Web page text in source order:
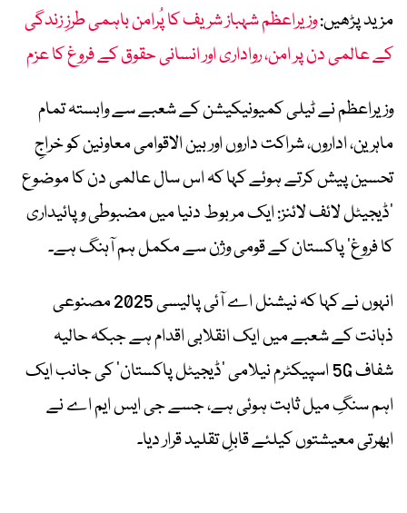
مزید پڑھیں:وزیراعظم شہباز شریف کا پُرامن باہمی طرزِ زندگی
کے عالمی دن پر امن، رواداری اور انسانی حقوق کے فروغ کا عزم
وزیراعظم نے ٹیلی کمیونیکیشن کے شعبے سے وابستہ تمام
ماہرین، اداروں، شراکت داروں اور بین الاقوامی معاونین کو خراجِ
تحسین پیش کرتے ہوئے کہا کہ اس سال عالمی دن کا موضوع
’ڈیجیٹل لائف لائنز: ایک مربوط دنیا میں مضبوطی و پائیداری
کا فروغ‘ پاکستان کے قومی وژن سے مکمل ہم آہنگ ہے۔
انہوں نے کہا کہ نیشنل اے آئی پالیسی 2025 مصنوعی
ذہانت کے شعبے میں ایک انقلابی اقدام ہے جبکہ حالیہ
شفاف 5G اسپیکٹرم نیلامی ’ڈیجیٹل پاکستان‘ کی جانب ایک
اہم سنگِ میل ثابت ہوئی ہے، جسے جی ایس ایم اے نے
ابھرتی معیشتوں کیلئے قابلِ تقلید قرار دیا۔